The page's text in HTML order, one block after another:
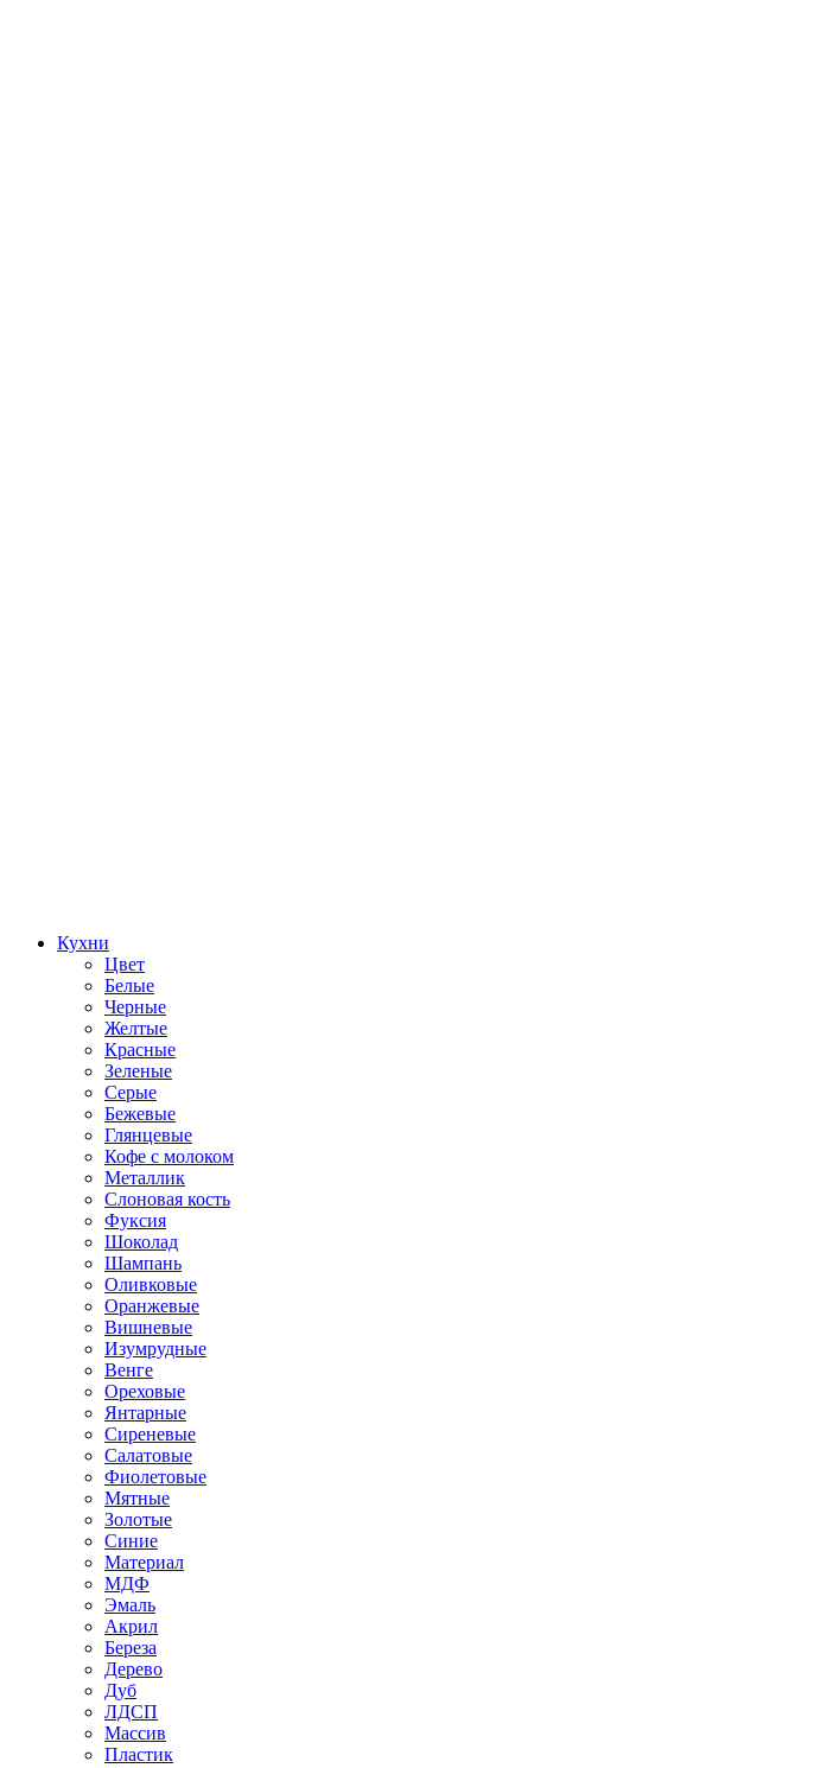
Кухни
Цвет
Белые
Черные
Желтые
Красные
Зеленые
Серые
Бежевые
Глянцевые
Кофе с молоком
Металлик
Слоновая кость
Фуксия
Шоколад
Шампань
Оливковые
Оранжевые
Вишневые
Изумрудные
Венге
Ореховые
Янтарные
Сиреневые
Салатовые
Фиолетовые
Мятные
Золотые
Синие
Материал
МДФ
Эмаль
Акрил
Береза
Дерево
Дуб
ЛДСП
Массив
Пластик